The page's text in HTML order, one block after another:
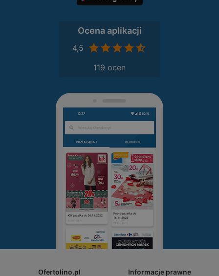
Ocena aplikacji
4,5
119 ocen
Ofertolino.pl Informacje prawne